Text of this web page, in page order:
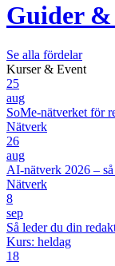
Guider
Se alla fördelar
Kurser & Event
25
aug
SoMe-nätverket för
Nätverk
26
aug
AI-nätverk 2026 –
Nätverk
8
sep
Så leder du din
Kurs: heldag
18